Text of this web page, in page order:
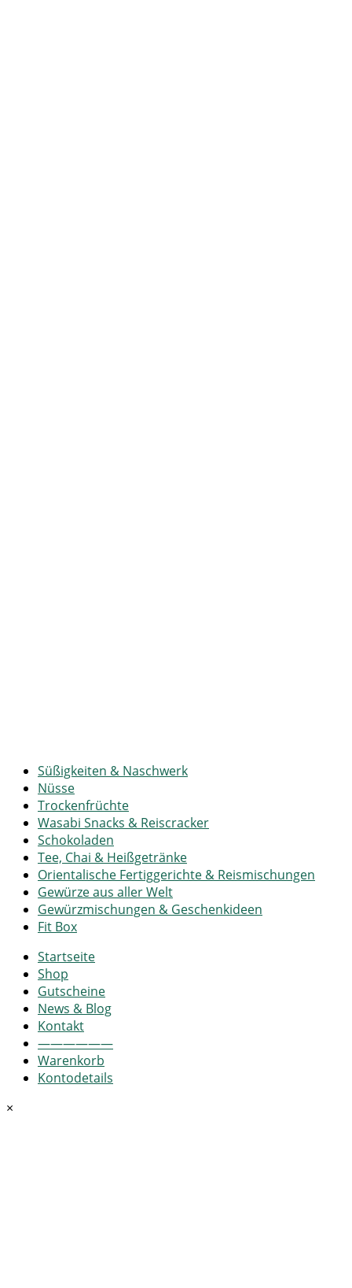
Süßigkeiten & Naschwerk
Nüsse
Trockenfrüchte
Wasabi Snacks & Reiscracker
Schokoladen
Tee, Chai & Heißgetränke
Orientalische Fertiggerichte & Reismischungen
Gewürze aus aller Welt
Gewürzmischungen & Geschenkideen
Fit Box
Startseite
Shop
Gutscheine
News & Blog
Kontakt
——————
Warenkorb
Kontodetails
×